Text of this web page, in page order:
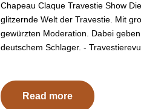
Chapeau Claque Travestie Show
glitzernde Welt der Travestie. Mit
gewürzten Moderation. Dabei
deutschem Schlager. -
Read more